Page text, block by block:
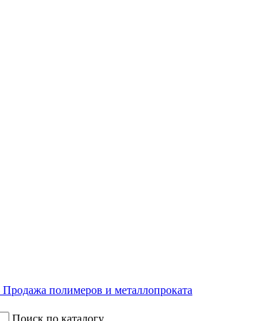
Поиск по каталогу